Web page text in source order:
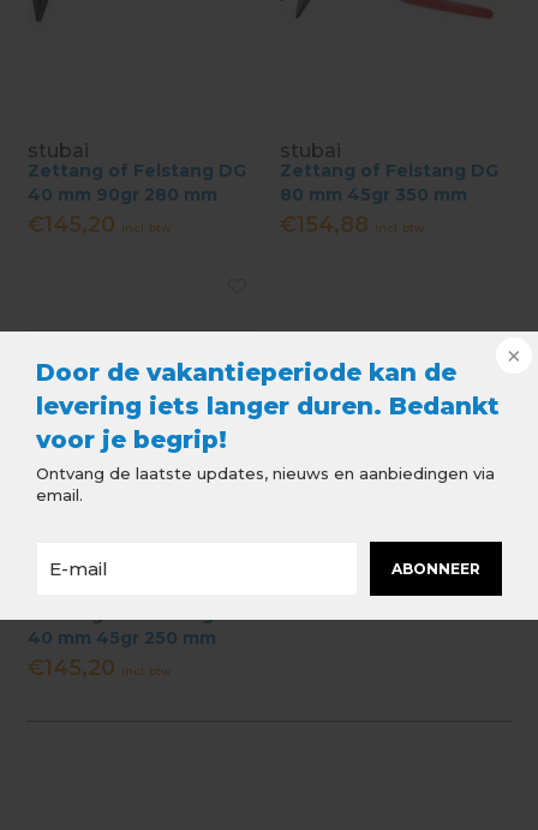
Door de vakantieperiode kan de
levering iets langer duren. Bedankt
voor je begrip!
Ontvang de laatste updates, nieuws en aanbiedingen via
email.
ABONNEER
stubai
Zettang of Felstang DG
40 mm 90gr 280 mm
€145,20 Incl. btw
stubai
Zettang of Felstang DG
80 mm 45gr 350 mm
€154,88 Incl. btw
40 mm 45gr 250 mm
€145,20 Incl. btw